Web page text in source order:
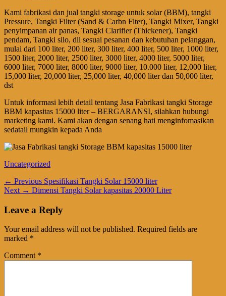
Kami fabrikasi dan jual tangki storage untuk solar (BBM), tangki
Pressure, Tangki Filter (Sand & Carbn Flter), Tangki Mixer, Tangki
penyimpanan air panas, Tangki Clarifier (Thickener), Tangki
pendam, Tangki silo, dll sesuai pesanan dan kebutuhan pelanggan,
mulai dari 100 liter, 200 liter, 300 liter, 400 liter, 500 liter, 1000 liter,
1500 liter, 2000 liter, 2500 liter, 3000 liter, 4000 liter, 5000 liter,
6000 liter, 7000 liter, 8000 liter, 9000 liter, 10.000 liter, 12,000 liter,
15,000 liter, 20,000 liter, 25,000 liter, 40,000 liter dan 50,000 liter,
dst
Untuk informasi lebih detail tentang Jasa Fabrikasi tangki Storage
BBM kapasitas 15000 liter – BERGARANSI, silahkan hubungi
marketing kami. Kami akan dengan senang hati menginfomasikan
sedatail mungkin kepada Anda
Categories
Uncategorized
Post
navigation
← Previous Previous
post:
Spesifikasi Tangki Solar 15000 liter
Next → Next
Dimensi Tangki Solar kapasitas 20000 Liter
Leave a Reply
Your email address will not be published. Required fields are
marked *
Comment *